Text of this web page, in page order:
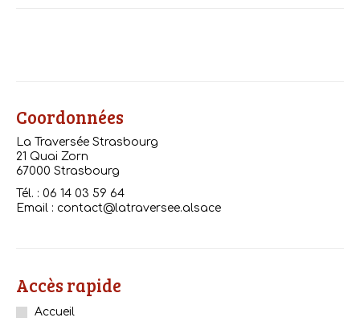
Coordonnées
La Traversée Strasbourg
21 Quai Zorn
67000 Strasbourg
Tél. : 06 14 03 59 64
Email : contact@latraversee.alsace
Accès rapide
Accueil